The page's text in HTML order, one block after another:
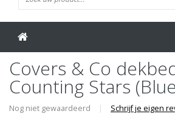
Covers & Co
Counting Stars
Nog niet gewaardeerd | Schrijf je eigen